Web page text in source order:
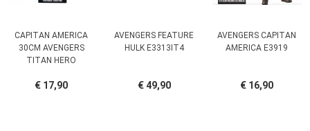
CAPITAN AMERICA
30CM AVENGERS
TITAN HERO
€ 17,90
AVENGERS FEATURE
HULK E3313IT4
€ 49,90
AVENGERS CAPITAN
AMERICA E3919
€ 16,90